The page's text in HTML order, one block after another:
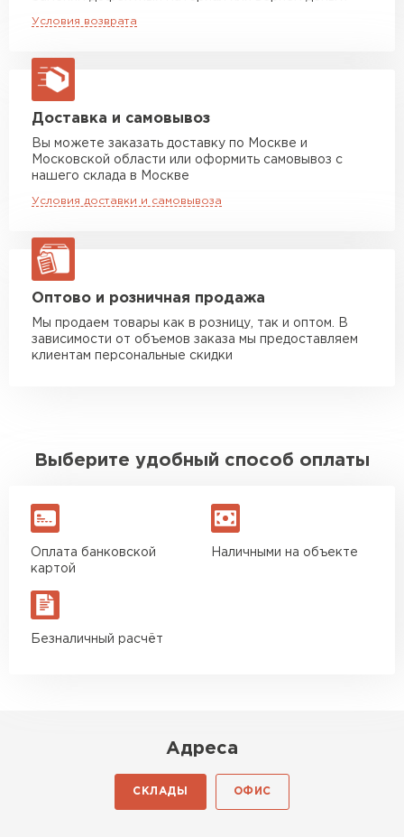
макс. длина груза 13,5 м
Манипулятор до 5 тн
макс. длина груза 6 м
Манипулятор до 10 тн
макс. длина груза 8 м
Манипулятор до 20 тн
Условия возврата
Доставка и самовывоз
Вы можете заказать доставку по Москве и
Московской области или оформить самовывоз с
нашего склада в Москве
Условия доставки и самовывоза
Оптово и розничная продажа
Мы продаем товары как в розницу, так и оптом. В
зависимости от объемов заказа мы предоставляем
клиентам персональные скидки
Выберите удобный способ оплаты
Оплата банковской
картой
Наличными на объекте
Безналичный расчёт
Адреса
СКЛАДЫ ОФИС